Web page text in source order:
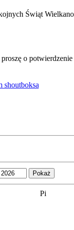
Świąt
o
shoutboksa
Pi